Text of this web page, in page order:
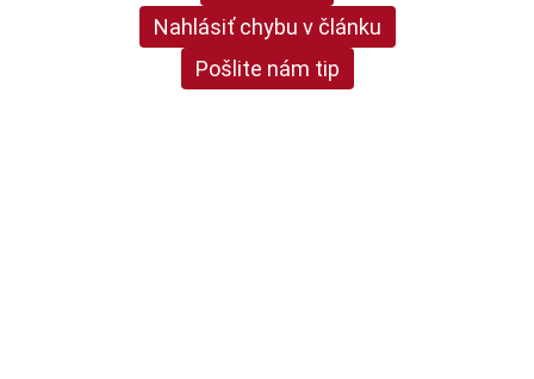
Nahlásiť chybu v článku
Pošlite nám tip